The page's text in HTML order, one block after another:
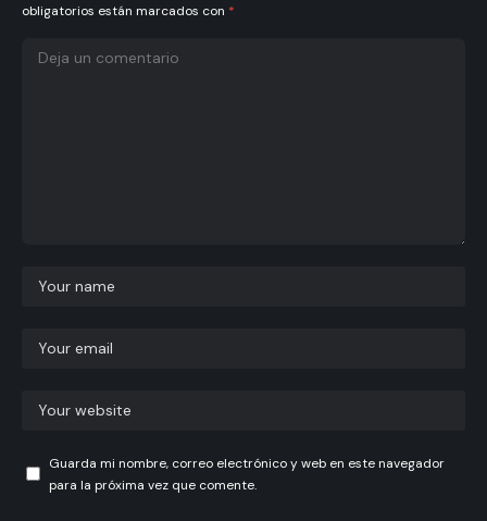
obligatorios están marcados con *
Guarda mi nombre, correo electrónico y web en este navegador
para la próxima vez que comente.